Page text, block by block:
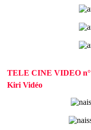
TELE CINE VIDEO n°
Kiri Vidéo